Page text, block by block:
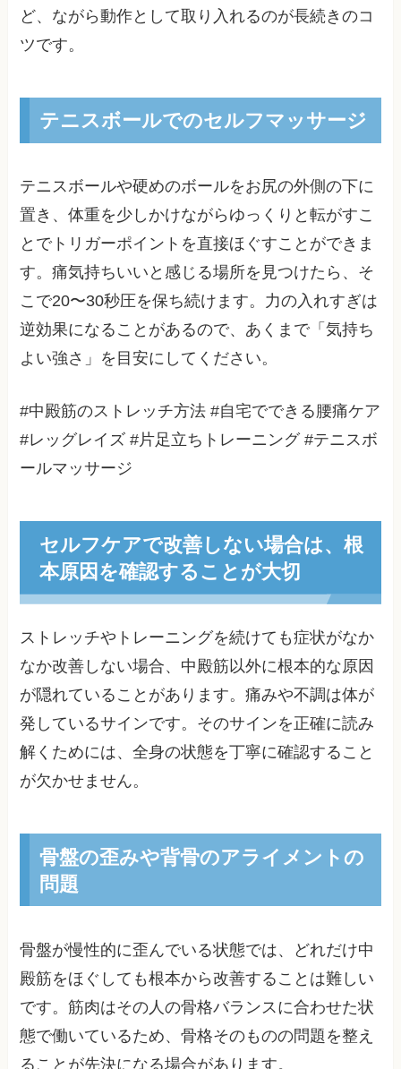
ど、ながら動作として取り入れるのが長続きのコ
ツです。
テニスボールでのセルフマッサージ
テニスボールや硬めのボールをお尻の外側の下に
置き、体重を少しかけながらゆっくりと転がすこ
とでトリガーポイントを直接ほぐすことができま
す。痛気持ちいいと感じる場所を見つけたら、そ
こで20〜30秒圧を保ち続けます。力の入れすぎは
逆効果になることがあるので、あくまで「気持ち
よい強さ」を目安にしてください。
#中殿筋のストレッチ方法 #自宅でできる腰痛ケア
#レッグレイズ #片足立ちトレーニング #テニスボ
ールマッサージ
セルフケアで改善しない場合は、根
本原因を確認することが大切
ストレッチやトレーニングを続けても症状がなか
なか改善しない場合、中殿筋以外に根本的な原因
が隠れていることがあります。痛みや不調は体が
発しているサインです。そのサインを正確に読み
解くためには、全身の状態を丁寧に確認すること
が欠かせません。
骨盤の歪みや背骨のアライメントの
問題
骨盤が慢性的に歪んでいる状態では、どれだけ中
殿筋をほぐしても根本から改善することは難しい
です。筋肉はその人の骨格バランスに合わせた状
態で働いているため、骨格そのものの問題を整え
ることが先決になる場合があります。